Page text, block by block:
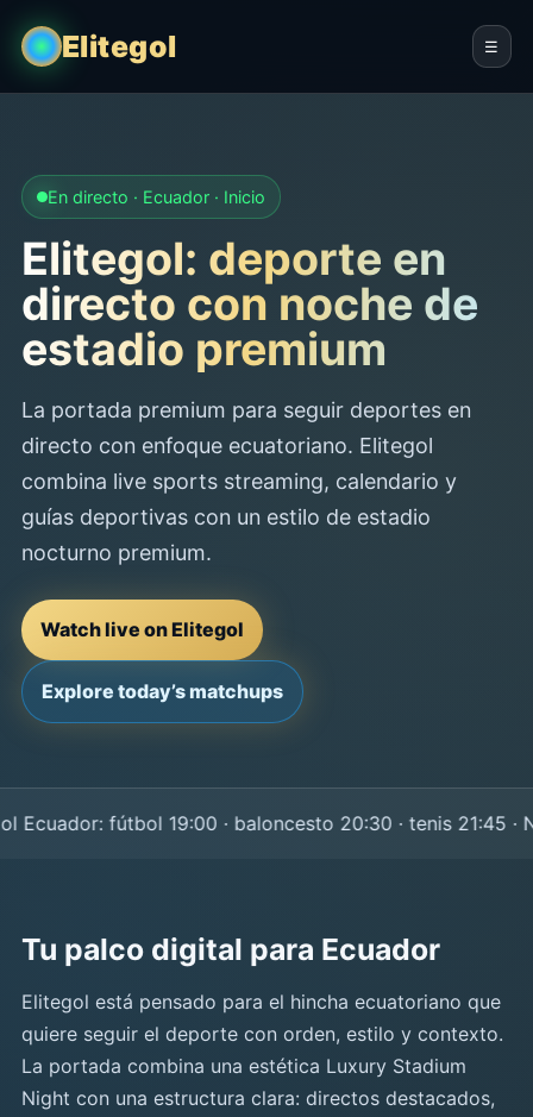
Elitegol ☰
En directo · Ecuador · Inicio
Elitegol: deporte en
directo con noche de
estadio premium
La portada premium para seguir deportes en
directo con enfoque ecuatoriano. Elitegol
combina live sports streaming, calendario y
guías deportivas con un estilo de estadio
nocturno premium.
Watch live on Elitegol
Explore today’s matchups
fútbol 19:00 · baloncesto 20:30 · tenis 21:45 ·
Tu palco digital para Ecuador
Elitegol está pensado para el hincha ecuatoriano que
quiere seguir el deporte con orden, estilo y contexto.
La portada combina una estética Luxury Stadium
Night con una estructura clara: directos destacados,